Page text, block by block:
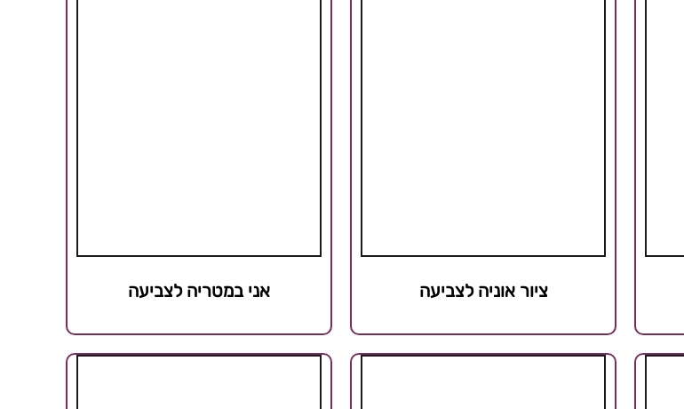
ציור אוניה לצביעה אני במטריה לצביעה